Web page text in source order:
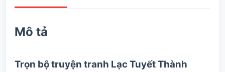
Mô tả
Trọn bộ truyện tranh Lạc Tuyết Thành